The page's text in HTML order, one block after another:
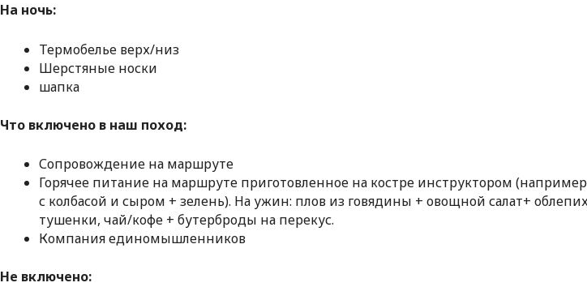
На ночь:
Термобелье верх/низ
Шерстяные носки
шапка
Что включено в наш поход:
Сопровождение на маршруте
Горячее питание на маршруте приготовленное на костре инструктором
с колбасой и сыром + зелень). На ужин: плов из говядины + овощной салат+
тушенки, чай/кофе + бутерброды на перекус.
Компания единомышленников
Не включено: